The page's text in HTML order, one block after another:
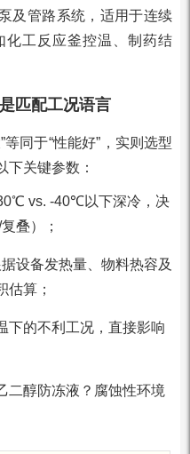
及管路系统，适用于连续
工反应釜控温、制药结
匹配工况语言
同于“性能好”，实则选型
下关键参数：
vs. -40℃以下深冷，决
叠）；
据设备发热量、物料热容及
估算；
下的不利工况，直接影响
二醇防冻液？腐蚀性环境